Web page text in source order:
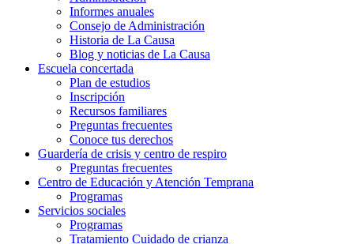
Informes anuales
Consejo de Administración
Historia de La Causa
Blog y noticias de La Causa
Escuela concertada
Plan de estudios
Inscripción
Recursos familiares
Preguntas frecuentes
Conoce tus derechos
Guardería de crisis y centro de respiro
Preguntas frecuentes
Centro de Educación y Atención Temprana
Programas
Servicios sociales
Programas
Tratamiento Cuidado de crianza